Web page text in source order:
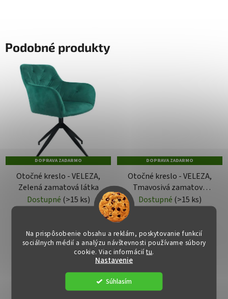
Na prispôsobenie obsahu a reklám, poskytovanie funkcií
sociálnych médií a analýzu návštevnosti používame súbory
cookie. Viac informáciítu.
Nastavenie
Súhlasím
Podobné produkty
DOPRAVA ZADARMO
Otočné kreslo - VELEZA,
Zelená zamatová látka
Dostupné (>15 ks)
DO KOŠÍKA
DOPRAVA ZADARMO
Otočné kreslo - VELEZA,
Tmavosivá zamatová
látka
Dostupné (>15 ks)
DO KOŠÍKA